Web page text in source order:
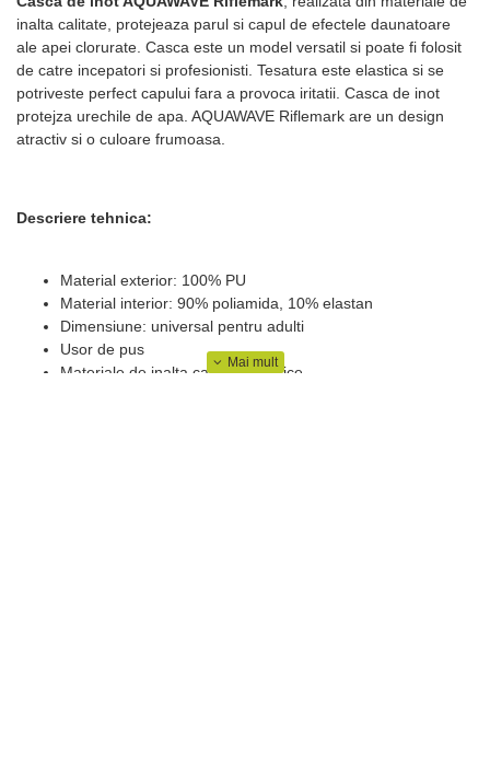
inalta calitate, protejeaza parul si capul de efectele daunatoare
ale apei clorurate. Casca este un model versatil si poate fi folosit
de catre incepatori si profesionisti. Tesatura este elastica si se
potriveste perfect capului fara a provoca iritatii. Casca de inot
protejza urechile de apa. AQUAWAVE Riflemark are un design
atractiv si o culoare frumoasa.
Descriere tehnica:
Material exterior: 100% PU
Material interior: 90% poliamida, 10% elastan
Dimensiune: universal pentru adulti
Usor de pus
Materiale de inalta calitate, elastice